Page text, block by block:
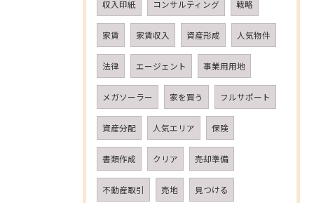
収入印紙 コンサルティング 戦略
家賃 家賃収入 資産形成 人気物件
法律 エージェント 事業用用地
メガソーラー 家を買う フルサポート
資産分配 人気エリア 保険
書類作成 クリア 売却準備
不動産取引 売地 見つける